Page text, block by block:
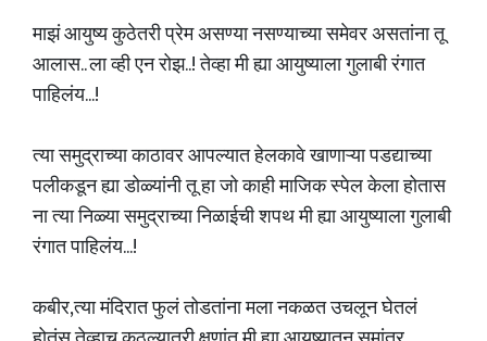
माझं आयुष्य कुठेतरी प्रेम असण्या नसण्याच्या समेवर असतांना तू
आलास.. ला व्ही एन रोझ..! तेव्हा मी ह्या आयुष्याला गुलाबी रंगात
पाहिलंय...!
त्या समुद्राच्या काठावर आपल्यात हेलकावे खाणाऱ्या पडद्याच्या
पलीकडून ह्या डोळ्यांनी तू हा जो काही माजिक स्पेल केला होतास
ना त्या निळ्या समुद्राच्या निळाईची शपथ मी ह्या आयुष्याला गुलाबी
रंगात पाहिलंय...!
कबीर,त्या मंदिरात फुलं तोडतांना मला नकळत उचलून घेतलं